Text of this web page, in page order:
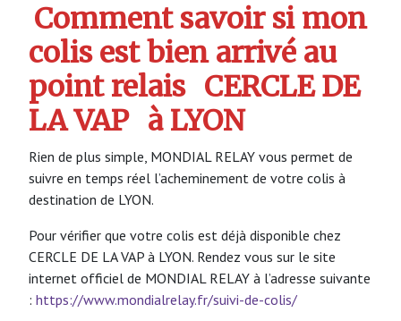
Comment savoir si mon
colis est bien arrivé au
point relais CERCLE DE
LA VAP à LYON
Rien de plus simple, MONDIAL RELAY vous permet de
suivre en temps réel l’acheminement de votre colis à
destination de LYON.
Pour vérifier que votre colis est déjà disponible chez
CERCLE DE LA VAP à LYON. Rendez vous sur le site
internet officiel de MONDIAL RELAY à l’adresse suivante
: https://www.mondialrelay.fr/suivi-de-colis/